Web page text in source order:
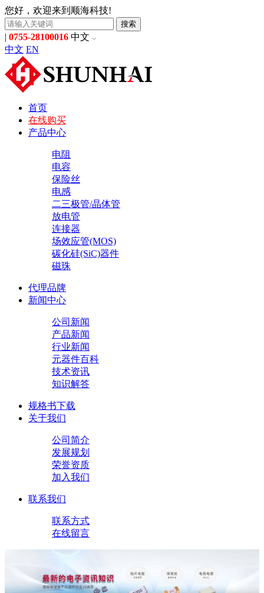
您好，欢迎来到顺海科技!
搜索
| 0755-28100016 中文
中文 EN
首页
在线购买
产品中心
电阻
电容
保险丝
电感
二三极管/晶体管
放电管
连接器
场效应管(MOS)
碳化硅(SiC)器件
磁珠
代理品牌
新闻中心
公司新闻
产品新闻
行业新闻
元器件百科
技术资讯
知识解答
规格书下载
关于我们
公司简介
发展规划
荣誉资质
加入我们
联系我们
联系方式
在线留言